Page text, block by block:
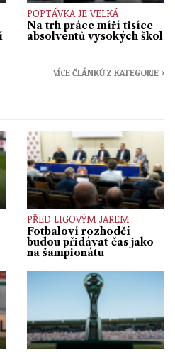
POPTÁVKA JE VELKÁ
Na trh práce míří tisíce
absolventů vysokých škol
VÍCE ČLÁNKŮ Z KATEGORIE ›
PŘED LIGOVÝM JAREM
Fotbaloví rozhodčí
budou přidávat čas jako
na šampionátu